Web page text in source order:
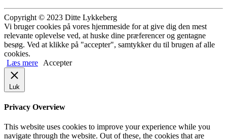
Copyright © 2023 Ditte Lykkeberg
Vi bruger cookies på vores hjemmeside for at give dig den mest
relevante oplevelse ved, at huske dine præferencer og gentagne
besøg. Ved at klikke på "accepter", samtykker du til brugen af alle
cookies.
Læs mere
Accepter
Luk
Privacy Overview
This website uses cookies to improve your experience while you
navigate through the website. Out of these, the cookies that are